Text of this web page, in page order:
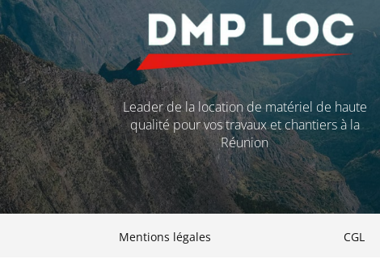
Leader de la location de matériel de haute
qualité pour vos travaux et chantiers à la
Réunion
Mentions légales CGL